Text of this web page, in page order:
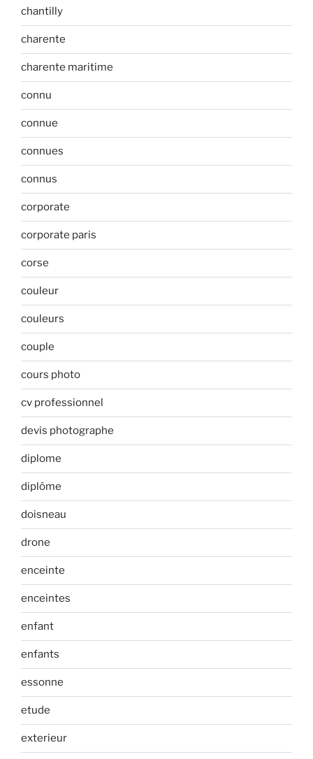
chantilly
charente
charente maritime
connu
connue
connues
connus
corporate
corporate paris
corse
couleur
couleurs
couple
cours photo
cv professionnel
devis photographe
diplome
diplôme
doisneau
drone
enceinte
enceintes
enfant
enfants
essonne
etude
exterieur